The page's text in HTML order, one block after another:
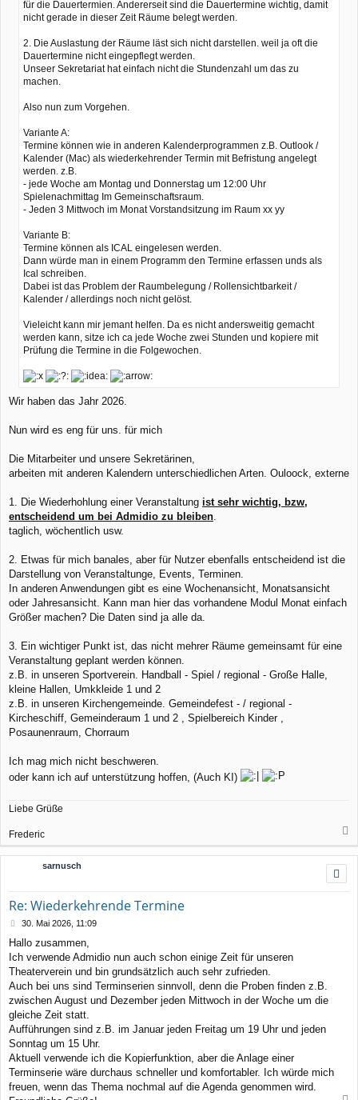
für die Dauertermien. Andererseit sind die Dauertermine wichtig, damit
nicht gerade in dieser Zeit Räume belegt werden.
2. Die Auslastung der Räume läst sich nicht darstellen. weil ja oft die
Dauertermine nicht eingepflegt werden.
Unseer Sekretariat hat einfach nicht die Stundenzahl um das zu
machen.
Also nun zum Vorgehen.
Variante A:
Termine können wie in anderen Kalenderprogrammen z.B. Outlook /
Kalender (Mac) als wiederkehrender Termin mit Befristung angelegt
werden. z.B.
- jede Woche am Montag und Donnerstag um 12:00 Uhr
Spielenachmittag Im Gemeinschaftsraum.
- Jeden 3 Mittwoch im Monat Vorstandsitzung im Raum xx yy
Variante B:
Termine können als ICAL eingelesen werden.
Dann würde man in einem Programm den Termine erfassen unds als
Ical schreiben.
Dabei ist das Problem der Raumbelegung / Rollensichtbarkeit /
Kalender / allerdings noch nicht gelöst.
Vieleicht kann mir jemant helfen. Da es nicht andersweitig gemacht
werden kann, sitze ich ca jede Woche zwei Stunden und kopiere mit
Prüfung die Termine in die Folgewochen.
Wir haben das Jahr 2026.
Nun wird es eng für uns. für mich
Die Mitarbeiter und unsere Sekretärinen,
arbeiten mit anderen Kalendern unterschiedlichen Arten. Ouloock, externe
1. Die Wiederhohlung einer Veranstaltung ist sehr wichtig, bzw,
entscheidend um bei Admidio zu bleiben
taglich, wöchentlich usw.
2. Etwas für mich banales, aber für Nutzer ebenfalls entscheidend ist die
Darstellung von Veranstaltunge, Events, Terminen.
In anderen Anwendungen gibt es eine Wochenansicht, Monatsansicht
oder Jahresansicht. Kann man hier das vorhandene Modul Monat einfach
Größer machen? Die Daten sind ja alle da.
3. Ein wichtiger Punkt ist, das nicht mehrer Räume gemeinsamt für eine
Veranstaltung geplant werden können.
z.B. in unseren Sportverein. Handball - Spiel / regional - Große Halle,
kleine Hallen, Umkkleide 1 und 2
z.B. in unseren Kirchengemeinde. Gemeindefest - / regional -
Kircheschiff, Gemeinderaum 1 und 2 , Spielbereich Kinder ,
Posaunenraum, Chorraum
Ich mag mich nicht beschweren.
oder kann ich auf unterstützung hoffen, (Auch KI)
Liebe Grüße
Frederic
c
sarnusch
Re: Wiederkehrende Termine
B
i
t
r
a
g
30. Mai 2026, 11:09
Hallo zusammen,
Ich verwende Admidio nun auch schon einige Zeit für unseren
Theaterverein und bin grundsätzlich auch sehr zufrieden.
Auch bei uns sind Terminserien sinnvoll, denn die Proben finden z.B.
zwischen August und Dezember jeden Mittwoch in der Woche um die
gleiche Zeit statt.
Aufführungen sind z.B. im Januar jeden Freitag um 19 Uhr und jeden
Sonntag um 15 Uhr.
Aktuell verwende ich die Kopierfunktion, aber die Anlage einer
Terminserie wäre durchaus schneller und komfortabler. Ich würde mich
freuen, wenn das Thema nochmal auf die Agenda genommen wird.